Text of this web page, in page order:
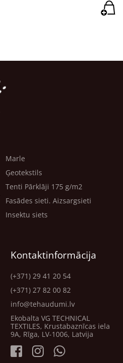
Marle
Ģeotekstils
Tenti Pārklāji 175 g/m2
Fasādes sieti. Aizsargsieti
Insektu siets
Kontaktinformācija
(+371) 29 41 20 54
(+371) 27 82 00 82
info@tehaudumi.lv
Ekobalta VG TECHNICAL
TEXTILES, Krustabaznīcas iela
9A, Rīga, LV-1006, Latvija